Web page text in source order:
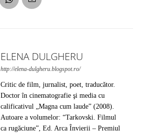
ELENA DULGHERU
http://elena-dulgheru.blogspot.ro/
Critic de film, jurnalist, poet, traducător.
Doctor în cinematografie şi media cu
calificativul „Magna cum laude” (2008).
Autoare a volumelor: “Tarkovski. Filmul
ca rugăciune”, Ed. Arca Învierii – Premiul